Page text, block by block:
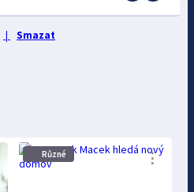
| Smazat
Různé ⋮